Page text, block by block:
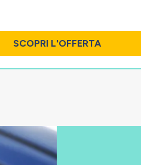
SCOPRI L'OFFERTA